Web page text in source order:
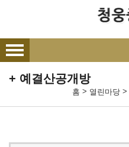
예결산공개방
홈 > 열린마당 >